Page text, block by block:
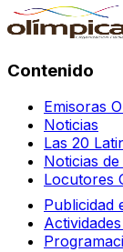
Contenido
Emisoras
Noticias
Las 20
Noticias
Locutores
Publicidad